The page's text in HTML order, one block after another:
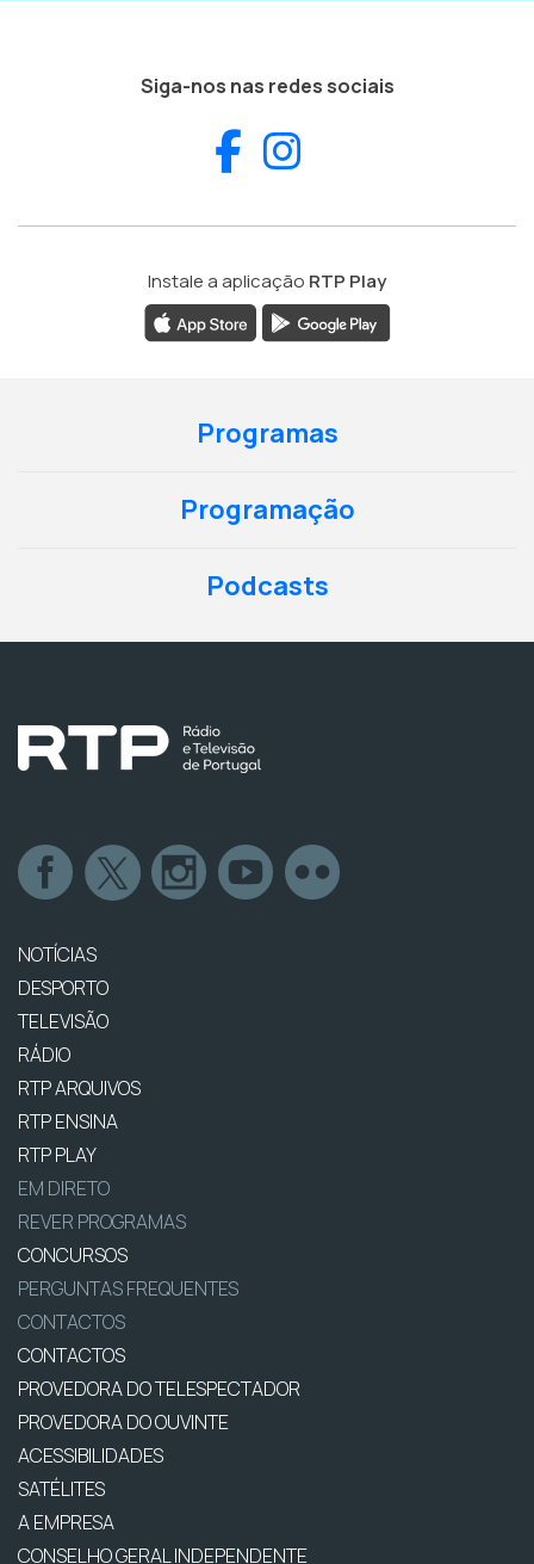
Siga-nos nas redes sociais
Facebook
Instale a aplicação RTP Play
Programas
Programação
Podcasts
NOTÍCIAS
DESPORTO
TELEVISÃO
RÁDIO
RTP ARQUIVOS
RTP ENSINA
RTP PLAY
EM DIRETO
REVER PROGRAMAS
CONCURSOS
PERGUNTAS FREQUENTES
CONTACTOS
CONTACTOS
PROVEDORA DO TELESPECTADOR
PROVEDORA DO OUVINTE
ACESSIBILIDADES
SATÉLITES
A EMPRESA
CONSELHO GERAL INDEPENDENTE